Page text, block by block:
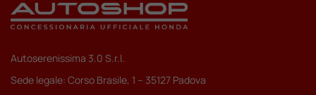
Autoserenissima 3.0 S.r.l.
Sede legale: Corso Brasile, 1 – 35127 Padova